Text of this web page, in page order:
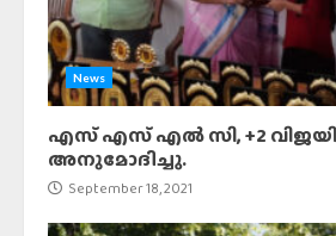
News
എസ് എസ് എൽ സി, +2
അനുമോദിച്ചു.
September 18, 2021